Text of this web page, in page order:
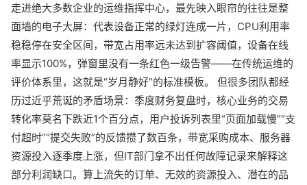
走进绝大多数企业的运维指挥中心，最先映入眼帘的往往是整
面墙的电子大屏：代表设备正常的绿灯连成一片，CPU利用率
稳稳停在安全区间，带宽占用率远未达到扩容阈值，设备在线
率显示100%，弹窗里没有一条红色一级告警——在传统运维的
评价体系里，这就是“岁月静好”的标准模板。 但很多团队都经
历过近乎荒诞的矛盾场景：季度财务复盘时，核心业务的交易
转化率莫名下跌近1个百分点，用户投诉列表里“页面加载慢”“支
付超时”“提交失败”的反馈攒了数百条，带宽采购成本、服务器
资源投入逐季度上涨，但IT部门拿不出任何故障记录来解释这
部分利润缺口。算上流失的订单、无效的资源投入、潜在的品